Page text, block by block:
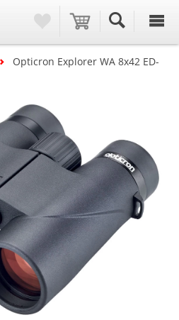
Opticron Explorer WA 8x42 ED-